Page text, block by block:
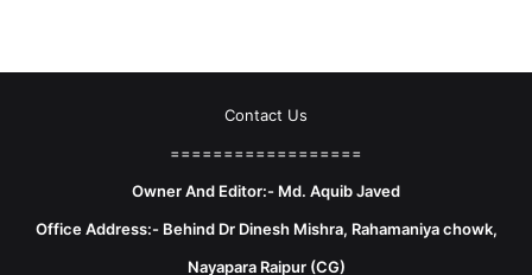
Contact Us
==================
Owner And Editor:- Md. Aquib Javed
Office Address:- Behind Dr Dinesh Mishra, Rahamaniya chowk,
Nayapara Raipur (CG)